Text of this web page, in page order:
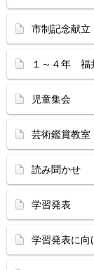
市制記念献立
１～４年 福
児童集会
芸術鑑賞教室
読み聞かせ
学習発表
学習発表に向